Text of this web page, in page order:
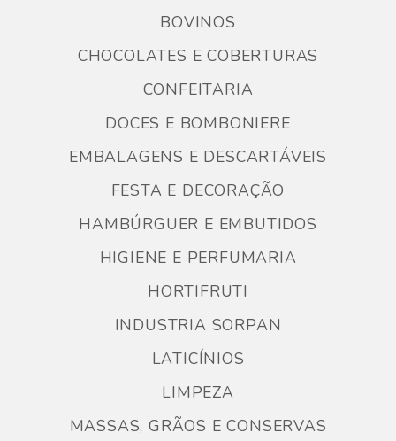
BOVINOS
CHOCOLATES E COBERTURAS
CONFEITARIA
DOCES E BOMBONIERE
EMBALAGENS E DESCARTÁVEIS
FESTA E DECORAÇÃO
HAMBÚRGUER E EMBUTIDOS
HIGIENE E PERFUMARIA
HORTIFRUTI
INDUSTRIA SORPAN
LATICÍNIOS
LIMPEZA
MASSAS, GRÃOS E CONSERVAS